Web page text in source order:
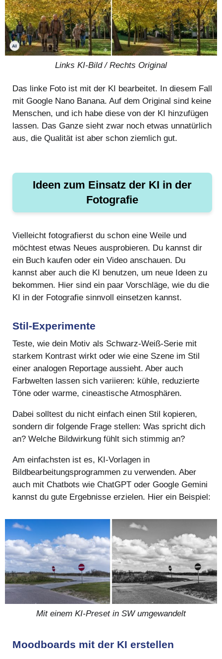
Links KI-Bild / Rechts Original
Das linke Foto ist mit der KI bearbeitet. In diesem Fall
mit Google Nano Banana. Auf dem Original sind keine
Menschen, und ich habe diese von der KI hinzufügen
lassen. Das Ganze sieht zwar noch etwas unnatürlich
aus, die Qualität ist aber schon ziemlich gut.
Ideen zum Einsatz der KI in der
Fotografie
Vielleicht fotografierst du schon eine Weile und
möchtest etwas Neues ausprobieren. Du kannst dir
ein Buch kaufen oder ein Video anschauen. Du
kannst aber auch die KI benutzen, um neue Ideen zu
bekommen. Hier sind ein paar Vorschläge, wie du die
KI in der Fotografie sinnvoll einsetzen kannst.
Stil-Experimente
Teste, wie dein Motiv als Schwarz-Weiß-Serie mit
starkem Kontrast wirkt oder wie eine Szene im Stil
einer analogen Reportage aussieht. Aber auch
Farbwelten lassen sich variieren: kühle, reduzierte
Töne oder warme, cineastische Atmosphären.
Dabei solltest du nicht einfach einen Stil kopieren,
sondern dir folgende Frage stellen: Was spricht dich
an? Welche Bildwirkung fühlt sich stimmig an?
Am einfachsten ist es, KI-Vorlagen in
Bildbearbeitungsprogrammen zu verwenden. Aber
auch mit Chatbots wie ChatGPT oder Google Gemini
kannst du gute Ergebnisse erzielen. Hier ein Beispiel:
Mit einem KI-Preset in SW umgewandelt
Moodboards mit der KI erstellen